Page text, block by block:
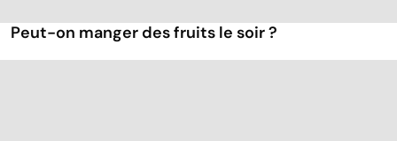
Peut-on manger des fruits le soir ?